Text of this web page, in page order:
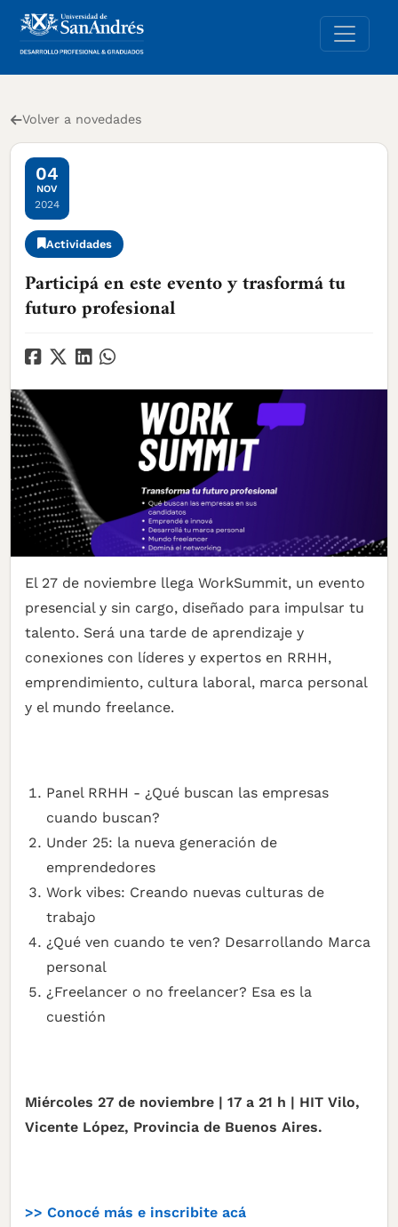
Volver a novedades
04
NOV
2024
Actividades
Participá en este evento y trasformá tu
futuro profesional
El 27 de noviembre llega WorkSummit, un evento
presencial y sin cargo, diseñado para impulsar tu
talento. Será una tarde de aprendizaje y
conexiones con líderes y expertos en RRHH,
emprendimiento, cultura laboral, marca personal
y el mundo freelance.
Panel RRHH - ¿Qué buscan las empresas
cuando buscan?
Under 25: la nueva generación de
emprendedores
Work vibes: Creando nuevas culturas de
trabajo
¿Qué ven cuando te ven? Desarrollando Marca
personal
¿Freelancer o no freelancer? Esa es la
cuestión
Miércoles 27 de noviembre | 17 a 21 h | HIT Vilo,
Vicente López, Provincia de Buenos Aires.
>> Conocé más e inscribite acá